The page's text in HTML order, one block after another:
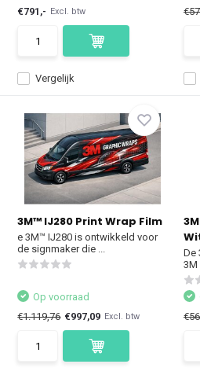
Vergelijk
€791,- Excl. btw
3M™ IJ280 Print Wrap Film
e 3M™ IJ280 is ontwikkeld voor
de signmaker die ...
Op voorraad
€1.119,76 €997,09 Excl. btw
De
3M